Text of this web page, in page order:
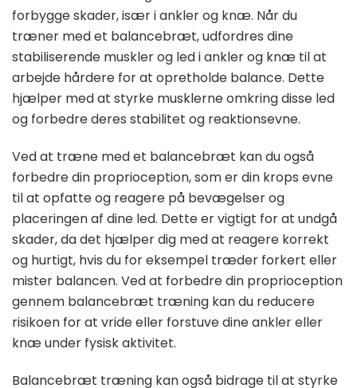
forbygge skader, især i ankler og knæ. Når du
træner med et balancebræt, udfordres dine
stabiliserende muskler og led i ankler og knæ til at
arbejde hårdere for at opretholde balance. Dette
hjælper med at styrke musklerne omkring disse led
og forbedre deres stabilitet og reaktionsevne.
Ved at træne med et balancebræt kan du også
forbedre din proprioception, som er din krops evne
til at opfatte og reagere på bevægelser og
placeringen af dine led. Dette er vigtigt for at undgå
skader, da det hjælper dig med at reagere korrekt
og hurtigt, hvis du for eksempel træder forkert eller
mister balancen. Ved at forbedre din proprioception
gennem balancebræt træning kan du reducere
risikoen for at vride eller forstuve dine ankler eller
knæ under fysisk aktivitet.
Balancebræt træning kan også bidrage til at styrke